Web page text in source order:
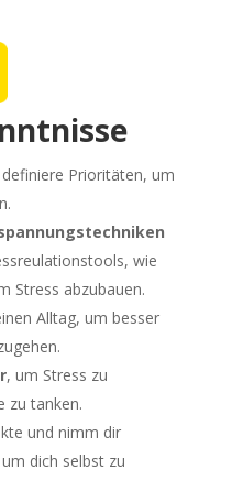
Prioritäten, um
wie
Stress abzubauen.
Alltag, um besser
, um Stress zu
zu tanken.
und nimm dir
dich selbst zu